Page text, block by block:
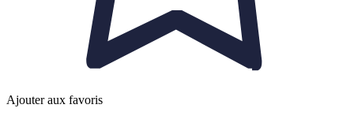
Ajouter aux favoris